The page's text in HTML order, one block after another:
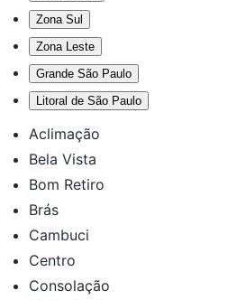
Zona Sul
Zona Leste
Grande São Paulo
Litoral de São Paulo
Aclimação
Bela Vista
Bom Retiro
Brás
Cambuci
Centro
Consolação